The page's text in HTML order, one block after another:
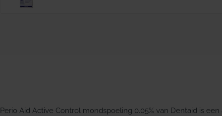
Perio Aid Active Control mondspoeling 0.05% van Dentaid is